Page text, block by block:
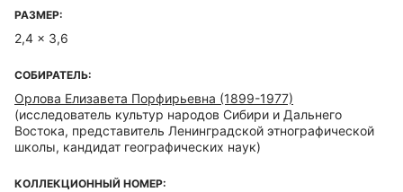
РАЗМЕР:
2,4 x 3,6
СОБИРАТЕЛЬ:
Орлова Елизавета Порфирьевна (1899-1977)
(исследователь культур народов Сибири и Дальнего
Востока, представитель Ленинградской этнографической
школы, кандидат географических наук)
КОЛЛЕКЦИОННЫЙ НОМЕР: